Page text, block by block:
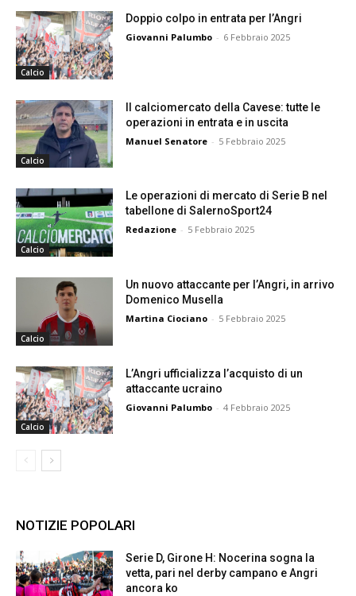
Calcio
Doppio colpo in entrata per l’Angri
Giovanni Palumbo - 6 Febbraio 2025
Calcio
Il calciomercato della Cavese: tutte le
operazioni in entrata e in uscita
Manuel Senatore - 5 Febbraio 2025
Calcio
Le operazioni di mercato di Serie B nel
tabellone di SalernoSport24
Redazione - 5 Febbraio 2025
Calcio
Un nuovo attaccante per l’Angri, in arrivo
Domenico Musella
Martina Ciociano - 5 Febbraio 2025
Calcio
L’Angri ufficializza l’acquisto di un
attaccante ucraino
Giovanni Palumbo - 4 Febbraio 2025
NOTIZIE POPOLARI
Serie D, Girone H: Nocerina sogna la
vetta, pari nel derby campano e Angri
ancora ko